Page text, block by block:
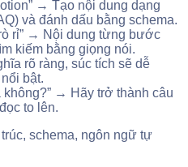
→ Tạo nội dung dạng
và đánh dấu bằng schema.
rỉ” → Nội dung từng bước
kiếm bằng giọng nói.
rõ ràng, súc tích sẽ dễ
bật.
không?” → Hãy trở thành câu
to lên.
schema, ngôn ngữ tự